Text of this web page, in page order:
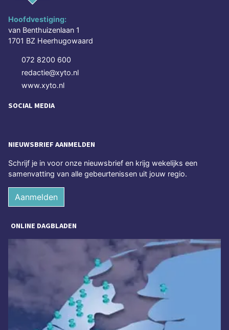
Hoofdvestiging:
van Benthuizenlaan 1
1701 BZ Heerhugowaard
072 8200 600
redactie@xyto.nl
www.xyto.nl
SOCIAL MEDIA
NIEUWSBRIEF AANMELDEN
Schrijf je in voor onze nieuwsbrief en krijg wekelijks een
samenvatting van alle gebeurtenissen uit jouw regio.
Aanmelden
ONLINE DAGBLADEN